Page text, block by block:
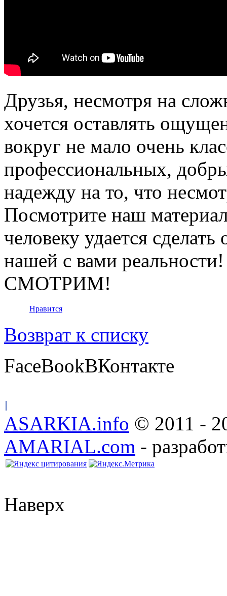
Друзья, несмотря на
хочется оставлять
вокруг не мало очень
профессиональных,
надежду на то, что
Посмотрите наш
человеку удается
нашей с вами реальности!
СМОТРИМ!
Нравится
Возврат к списку
FaceBookВКонтакте
ASARKIA.info © 2011 -
AMARIAL.com -
Наверх